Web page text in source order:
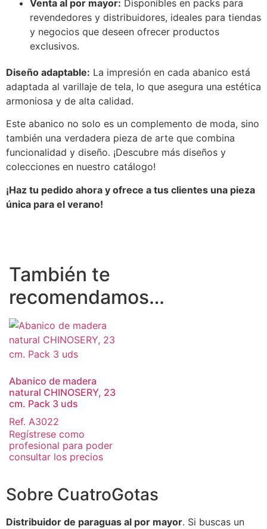
Venta al por mayor: Disponibles en packs para
revendedores y distribuidores, ideales para tiendas
y negocios que deseen ofrecer productos
exclusivos.
Diseño adaptable: La impresión en cada abanico está
adaptada al varillaje de tela, lo que asegura una estética
armoniosa y de alta calidad.
Este abanico no solo es un complemento de moda, sino
también una verdadera pieza de arte que combina
funcionalidad y diseño. ¡Descubre más diseños y
colecciones en nuestro catálogo!
¡Haz tu pedido ahora y ofrece a tus clientes una pieza
única para el verano!
También te
recomendamos…
Abanico de madera
natural CHINOSERY, 23
cm. Pack 3 uds
Ref. A3022
Regístrese como
profesional para poder
consultar los precios
Sobre CuatroGotas
Distribuidor de paraguas al por mayor. Si buscas un